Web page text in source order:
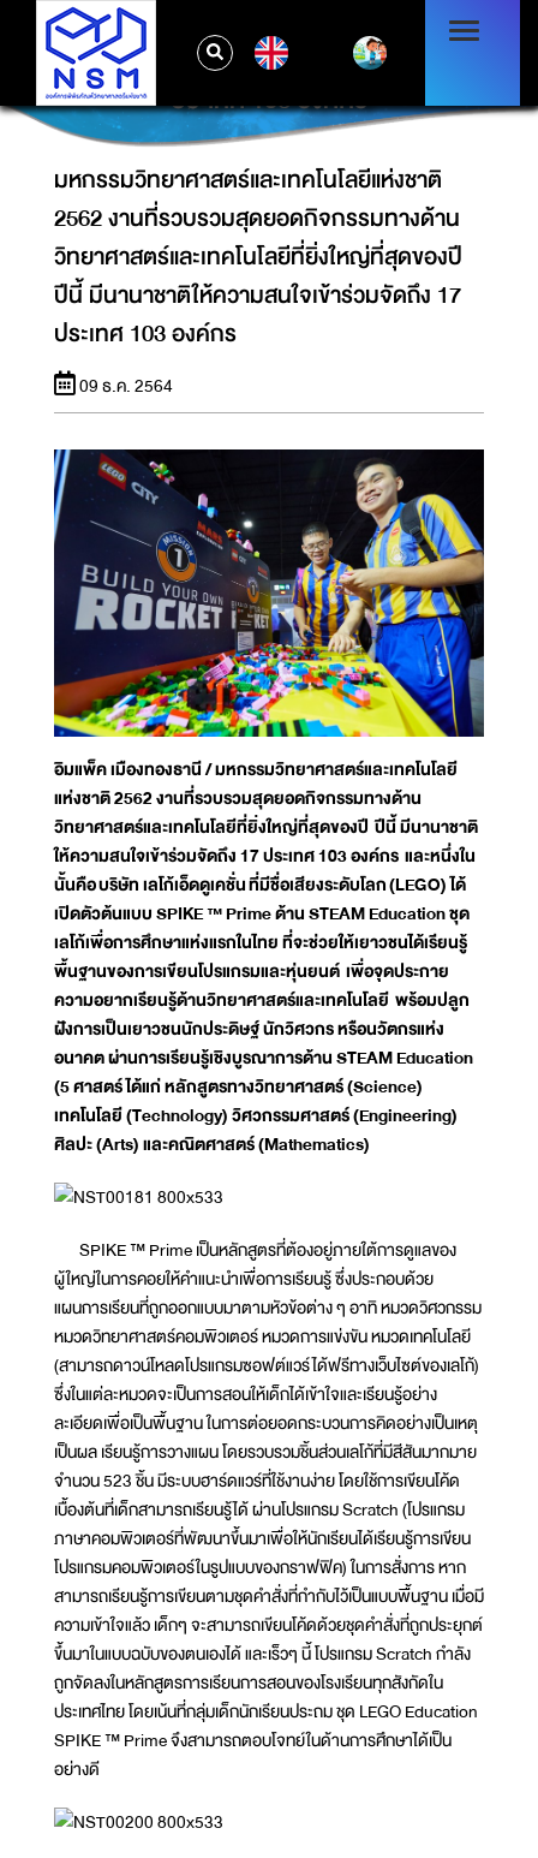
2562 งานที่รวบรวมสุดยอดกิจกรรมทางด้าน
วิทยาศาสตร์และเทคโนโลยีที่ยิ่งใหญ่ที่สุดของปี ปี
นี้ มีนานาชาติให้ความสนใจเข้าร่วมจัดถึง 17
ประเทศ 103 องค์กร
มหกรรมวิทยาศาสตร์และเทคโนโลยีแห่งชาติ
2562 งานที่รวบรวมสุดยอดกิจกรรมทางด้าน
วิทยาศาสตร์และเทคโนโลยีที่ยิ่งใหญ่ที่สุดของปี
ปีนี้ มีนานาชาติให้ความสนใจเข้าร่วมจัดถึง 17
ประเทศ 103 องค์กร
09 ธ.ค. 2564
อิมแพ็ค เมืองทองธานี / มหกรรมวิทยาศาสตร์และเทคโนโลยี
แห่งชาติ 2562 งานที่รวบรวมสุดยอดกิจกรรมทางด้าน
วิทยาศาสตร์และเทคโนโลยีที่ยิ่งใหญ่ที่สุดของปี ปีนี้ มีนานาชาติ
ให้ความสนใจเข้าร่วมจัดถึง 17 ประเทศ 103 องค์กร และหนึ่งใน
นั้นคือบริษัท เลโก้เอ็ดดูเคชั่นที่มีชื่อเสียงระดับโลก(LEGO) ได้
เปิดตัวต้นแบบ SPIKE ™ Prime ด้าน STEAM Education ชุด
เลโก้เพื่อการศึกษาแห่งแรกในไทย ที่จะช่วยให้เยาวชนได้เรียนรู้
พื้นฐานของการเขียนโปรแกรมและหุ่นยนต์ เพื่อจุดประกาย
ความอยากเรียนรู้ด้านวิทยาศาสตร์และเทคโนโลยี พร้อมปลูก
ฝังการเป็นเยาวชนนักประดิษฐ์ นักวิศวกร หรือนวัตกรแห่ง
อนาคต ผ่านการเรียนรู้เชิงบูรณาการด้าน STEAM Education
(5 ศาสตร์ ได้แก่ หลักสูตรทางวิทยาศาสตร์ (Science)
เทคโนโลยี (Technology) วิศวกรรมศาสตร์ (Engineering)
ศิลปะ (Arts) และคณิตศาสตร์ (Mathematics)
SPIKE ™ Prime เป็นหลักสูตรที่ต้องอยู่ภายใต้การดูแลของ
ผู้ใหญ่ในการคอยให้คำแนะนำเพื่อการเรียนรู้ ซึ่งประกอบด้วย
แผนการเรียนที่ถูกออกแบบมาตามหัวข้อต่าง ๆ อาทิ หมวดวิศวกรรม
หมวดวิทยาศาสตร์คอมพิวเตอร์ หมวดการแข่งขัน หมวดเทคโนโลยี
(สามารถดาวน์โหลดโปรแกรมซอฟต์แวร์ได้ฟรีทางเว็บไซต์ของเลโก้)
ซึ่งในแต่ละหมวดจะเป็นการสอนให้เด็กได้เข้าใจและเรียนรู้อย่าง
ละเอียดเพื่อเป็นพื้นฐาน ในการต่อยอดกระบวนการคิดอย่างเป็นเหตุ
เป็นผล เรียนรู้การวางแผน โดยรวบรวมชิ้นส่วนเลโก้ที่มีสีสันมากมาย
จำนวน 523 ชิ้น มีระบบฮาร์ดแวร์ที่ใช้งานง่าย โดยใช้การเขียนโค้ด
เบื้องต้นที่เด็กสามารถเรียนรู้ได้ ผ่านโปรแกรม Scratch (โปรแกรม
ภาษาคอมพิวเตอร์ที่พัฒนาขึ้นมาเพื่อให้นักเรียนได้เรียนรู้การเขียน
โปรแกรมคอมพิวเตอร์ในรูปแบบของกราฟฟิค) ในการสั่งการ หาก
สามารถเรียนรู้การเขียนตามชุดคำสั่งที่กำกับไว้เป็นแบบพื้นฐาน เมื่อมี
ความเข้าใจแล้ว เด็กๆ จะสามารถเขียนโค้ดด้วยชุดคำสั่งที่ถูกประยุกต์
ขึ้นมาในแบบฉบับของตนเองได้ และเร็วๆ นี้ โปรแกรม Scratch กำลัง
ถูกจัดลงในหลักสูตรการเรียนการสอนของโรงเรียนทุกสังกัดใน
ประเทศไทย โดยเน้นที่กลุ่มเด็กนักเรียนประถม ชุด LEGO Education
SPIKE ™ Prime จึงสามารถตอบโจทย์ในด้านการศึกษาได้เป็น
อย่างดี